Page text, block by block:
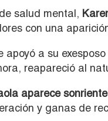
salud mental,
con una
a su exesposo
reapareció al
aparece
y ganas de